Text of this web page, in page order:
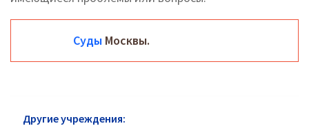
Суды Москвы.
Другие учреждения: